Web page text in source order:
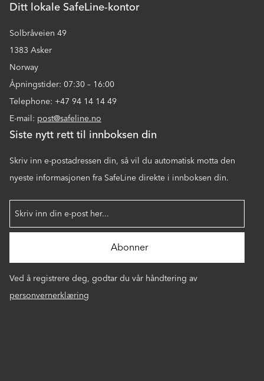
Ditt lokale SafeLine-kontor
Solbråveien 49
1383 Asker
Norway
Åpningstider: 07:30 – 16:00
Telephone: +47 94 14 14 49
E-mail: post@safeline.no
Siste nytt rett til innboksen din
Skriv inn e-postadressen din, så vil du automatisk motta den
nyeste informasjonen fra SafeLine direkte i innboksen din.
Ved å registrere deg, godtar du vår håndtering av
personvernerklæring